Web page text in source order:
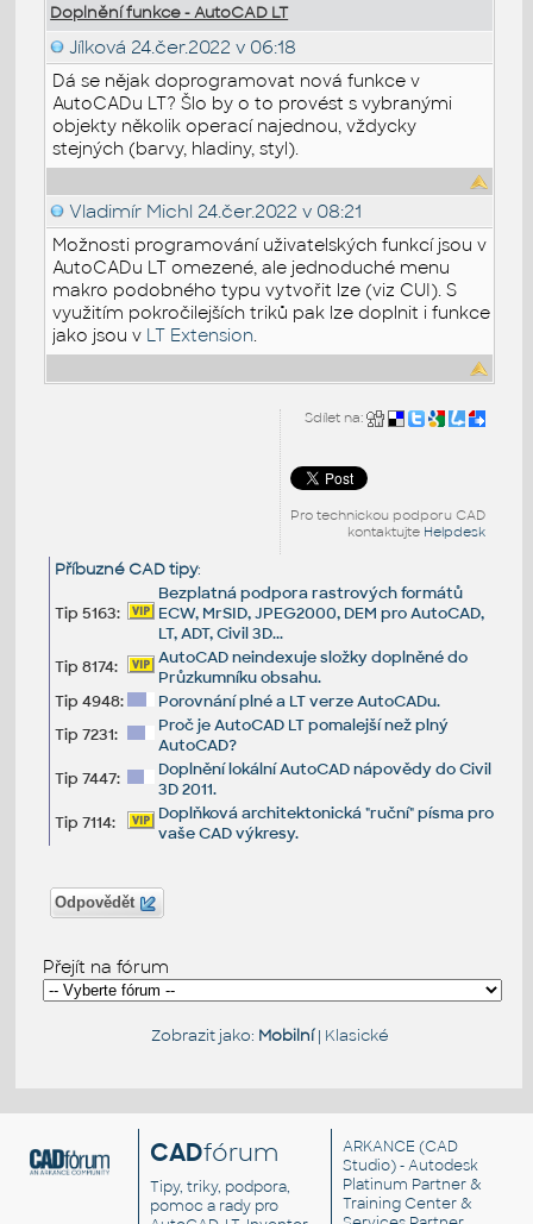
Doplnění funkce - AutoCAD LT
Jílková 24.čer.2022 v 06:18
Dá se nějak doprogramovat nová funkce v
AutoCADu LT? Šlo by o to provést s vybranými
objekty několik operací najednou, vždycky
stejných (barvy, hladiny, styl).
Vladimír Michl 24.čer.2022 v 08:21
Možnosti programování uživatelských funkcí jsou v
AutoCADu LT omezené, ale jednoduché menu
makro podobného typu vytvořit lze (viz CUI). S
využitím pokročilejších triků pak lze doplnit i funkce
jako jsou v LT Extension.
Sdílet na:
Pro technickou podporu CAD
kontaktujte Helpdesk
Příbuzné CAD tipy:
Tip 5163:
Bezplatná podpora rastrových formátů
ECW, MrSID, JPEG2000, DEM pro AutoCAD,
LT, ADT, Civil 3D...
Tip 8174:
AutoCAD neindexuje složky doplněné do
Průzkumníku obsahu.
Tip 4948:
Porovnání plné a LT verze AutoCADu.
Tip 7231:
Proč je AutoCAD LT pomalejší než plný
AutoCAD?
Tip 7447:
Doplnění lokální AutoCAD nápovědy do Civil
3D 2011.
Tip 7114:
Doplňková architektonická "ruční" písma pro
vaše CAD výkresy.
Odpovědět
Přejít na fórum
Zobrazit jako: Mobilní| Klasické
CADfórum
Tipy, triky, podpora,
pomoc a rady pro
ARKANCE (CAD
Studio) - Autodesk
Platinum Partner &
Training Center &